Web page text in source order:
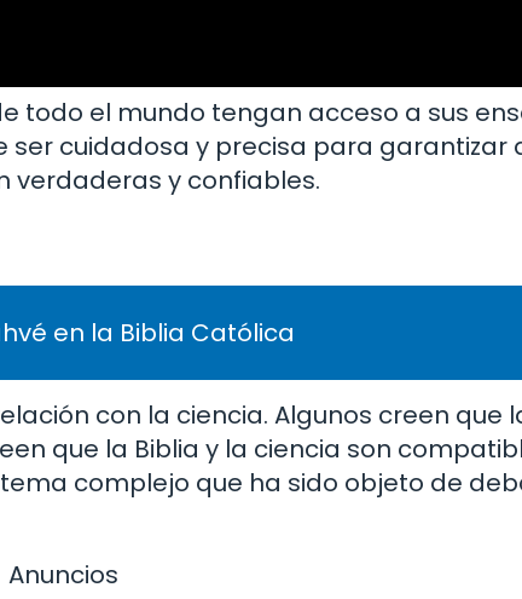
todo el mundo tengan acceso a sus
cuidadosa y precisa para garantizar
verdaderas y confiables.
en la Biblia Católica
con la ciencia. Algunos creen que
que la Biblia y la ciencia son
complejo que ha sido objeto de
Anuncios